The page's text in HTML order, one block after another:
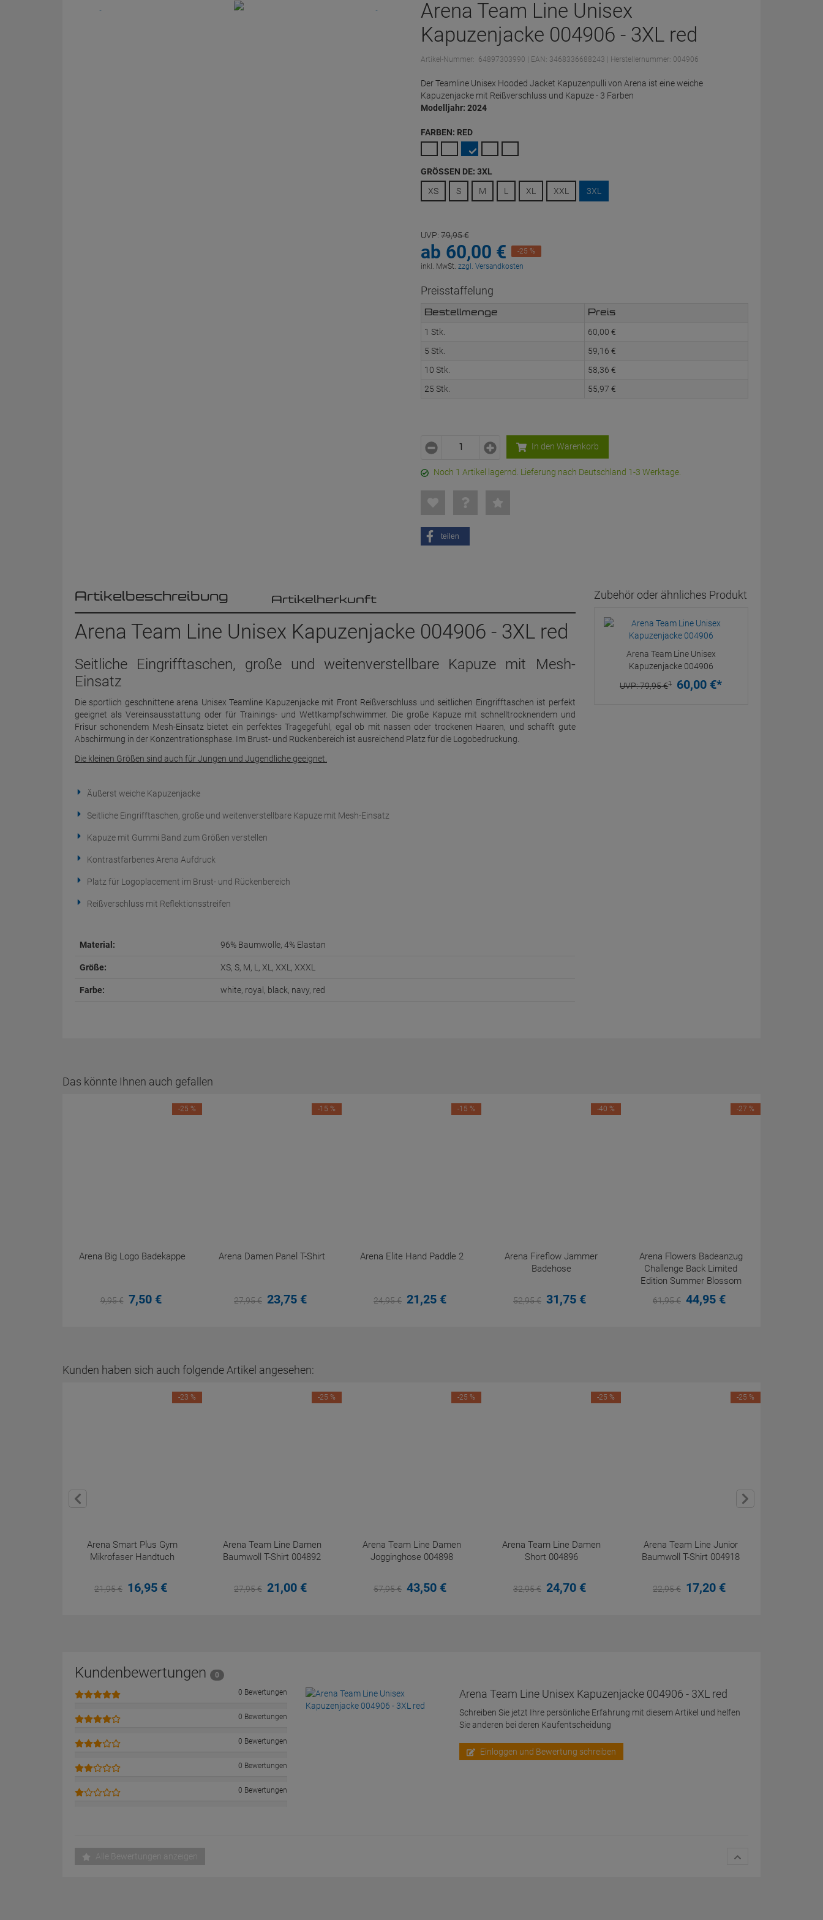
Arena Team Line Unisex
Kapuzenjacke 004906 - 3XL red
Artikel-Nummer: 64897303990 | EAN: 3468336688243 | Herstellernummer: 004906
Der Teamline Unisex Hooded Jacket Kapuzenpulli von Arena ist eine weiche
Kapuzenjacke mit Reißverschluss und Kapuze - 3 Farben
Modelljahr: 2024
FARBEN: RED
GRÖSSEN DE: 3XL
XS
S M L XL XXL 3XL
UVP: 79,95€
ab 60,00 €
-25 %
inkl. MwSt. zzgl. Versandkosten
Preisstaffelung
Bestellmenge Preis
1 Stk. 60, 00 €
5 Stk.
59, 16 €
10 Stk.
58, 36 €
25 Stk.
55, 97 €
In den Warenkorb
Noch 1 Artikel lagernd. Lieferung nach Deutschland 1-3 Werktage.
teilen
Artikelbeschreibung Artikelherkunft
Arena Team Line Unisex Kapuzenjacke 004906 - 3XL red
Seitliche Eingrifftaschen, große und weitenverstellbare Kapuze mit Mesh-
Einsatz
Die sportlich geschnittene arena Unisex Teamline Kapuzenjacke mit Front Reißverschluss und seitlichen Eingrifftaschen ist perfekt
geeignet als Vereinsausstattung oder für Trainings- und Wettkampfschwimmer. Die große Kapuze mit schnelltrocknendem und
Frisur schonendem Mesh-Einsatz bietet ein perfektes Tragegefühl, egal ob mit nassen oder trockenen Haaren, und schafft gute
Abschirmung in der Konzentrationsphase. Im Brust- und Rückenbereich ist ausreichend Platz für die Logobedruckung.
Die kleinen Größen sind auch für Jungen und Jugendliche geeignet.
Äußerst weiche Kapuzenjacke
Seitliche Eingrifftaschen, große und weitenverstellbare Kapuze mit Mesh-Einsatz
Kapuze mit Gummi Band zum Größen verstellen
Kontrastfarbenes Arena Aufdruck
Platz für Logoplacement im Brust- und Rückenbereich
Reißverschluss mit Reflektionsstreifen
Material: 96% Baumwolle, 4% Elastan
Größe: XS, S, M, L, XL, XXL, XXXL
Farbe: white, royal, black, navy, red
Zubehör oder ähnliches Produkt
Arena Team Line Unisex
Kapuzenjacke 004906
UVP:79,95€1 60,00 €*
Das könnte Ihnen auch gefallen
Arena Big Logo Badekappe
9,95€ 7,50 €
-25 %
Arena Damen Panel T-Shirt
27,95€ 23,75 €
-15 %
Arena Elite Hand Paddle 2
24,95€ 21,25 €
-15 %
Arena Fireflow Jammer
Badehose
52,95€ 31,75 €
-40 %
Arena Flowers Badeanzug
Challenge Back Limited
Edition Summer Blossom
61,95€ 44,95 €
-27 %
Kunden haben sich auch folgende Artikel angesehen:
Arena Smart Plus Gym
Mikrofaser Handtuch
21,95€ 16,95 €
-23 %
Arena Team Line Damen
Baumwoll T-Shirt 004892
27,95€ 21,00 €
-25 %
Arena Team Line Damen
Jogginghose 004898
57,95€ 43,50 €
-25 %
Arena Team Line Damen
Short 004896
32,95€ 24,70 €
-25 %
Arena Team Line Junior
Baumwoll T-Shirt 004918
22,95€ 17,20 €
-25 %
Kundenbewertungen
0
0 Bewertungen
0 Bewertungen
0 Bewertungen
0 Bewertungen
0 Bewertungen
Arena Team Line Unisex Kapuzenjacke 004906 - 3XL red
Schreiben Sie jetzt Ihre persönliche Erfahrung mit diesem Artikel und helfen
Sie anderen bei deren Kaufentscheidung
Einloggen und Bewertung schreiben
Alle Bewertungen anzeigen